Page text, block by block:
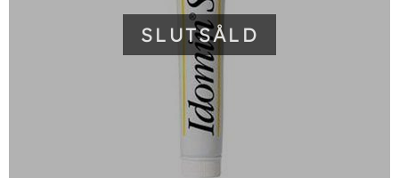
SLUTSÅLD